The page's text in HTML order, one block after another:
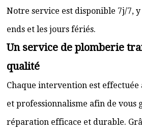
Notre service est disponible 7j/7,
ends et les jours fériés.
Un service de plomberie
qualité
Chaque intervention est effectuée
et professionnalisme afin de vous
réparation efficace et durable.